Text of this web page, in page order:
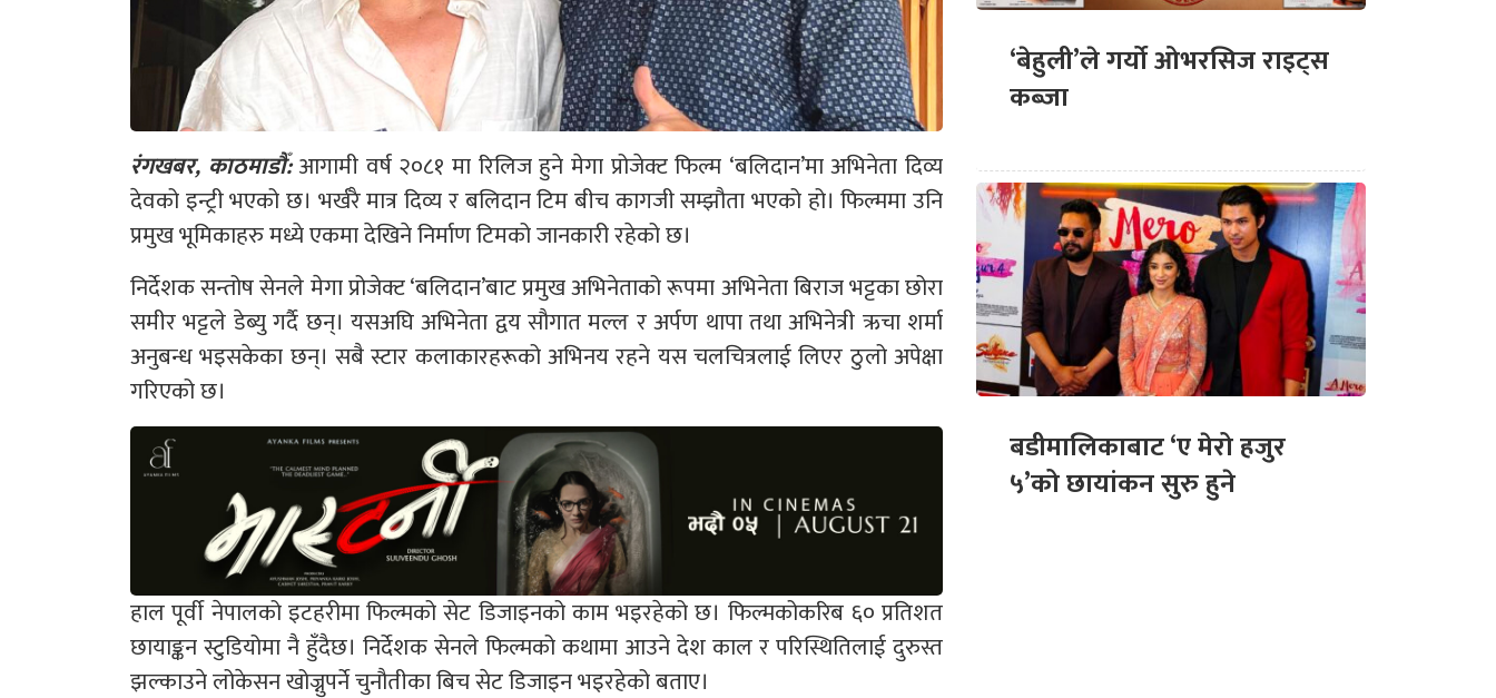
रंगखबर, काठमाडौँ:आगामी वर्ष २०८१ मा रिलिज हुने मेगा प्रोजेक्ट फिल्म ‘बलिदान’मा अभिनेता दिव्य
देवको इन्ट्री भएको छ। भर्खरै मात्र दिव्य र बलिदान टिम बीच कागजी सम्झौता भएको हो। फिल्ममा उनि
प्रमुख भूमिकाहरु मध्ये एकमा देखिने निर्माण टिमको जानकारी रहेको छ।
निर्देशक सन्तोष सेनले मेगा प्रोजेक्ट ‘बलिदान’बाट प्रमुख अभिनेताको रूपमा अभिनेता बिराज भट्टका छोरा
समीर भट्टले डेब्यु गर्दै छन्। यसअघि अभिनेता द्वय सौगात मल्ल र अर्पण थापा तथा अभिनेत्री ऋचा शर्मा
अनुबन्ध भइसकेका छन्। सबै स्टार कलाकारहरूको अभिनय रहने यस चलचित्रलाई लिएर ठुलो अपेक्षा
गरिएको छ।
हाल पूर्वी नेपालको इटहरीमा फिल्मको सेट डिजाइनको काम भइरहेको छ। फिल्मकोकरिब ६० प्रतिशत
छायाङ्कन स्टुडियोमा नै हुँदैछ। निर्देशक सेनले फिल्मको कथामा आउने देश काल र परिस्थितिलाई दुरुस्त
झल्काउने लोकेसन खोज्नुपर्ने चुनौतीका बिच सेट डिजाइन भइरहेको बताए।
‘बेहुली’ले गर्यो ओभरसिज राइट्स
कब्जा
बडीमालिकाबाट ‘ए मेरो हजुर
५’को छायांकन सुरु हुने